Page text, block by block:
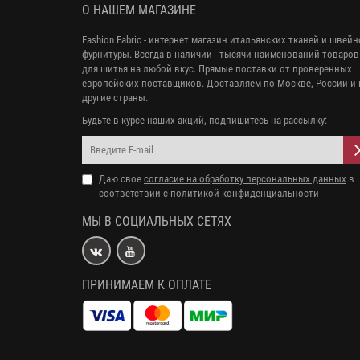
О НАШЕМ МАГАЗИНЕ
Fashion Fabric - интернет магазин итальянских тканей и
фурнитуры. Всегда в наличии - тысячи наименований товаров
для шитья на любой вкус. Прямые поставки от проверенных
европейских поставщиков. Доставляем по Москве, России и
другие страны.
Будьте в курсе наших акций, подпишитесь на рассылку:
Даю свое согласие на обработку персональных данных в
соответствии с политикой конфиденциальности
МЫ В СОЦИАЛЬНЫХ СЕТЯХ
ПРИНИМАЕМ К ОПЛАТЕ